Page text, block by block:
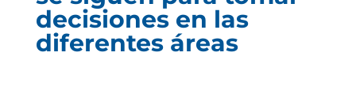
decisiones en las
diferentes áreas